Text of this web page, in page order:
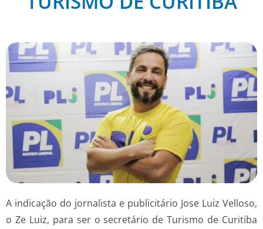
A indicação do jornalista e publicitário Jose Luiz Velloso,
o Ze Luiz, para ser o secretário de Turismo de Curitiba